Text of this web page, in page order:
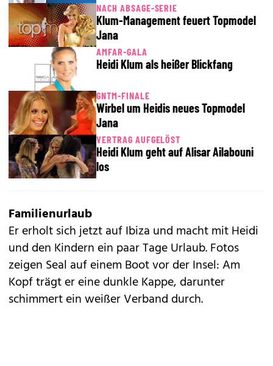
NACH ABSAGE-SERIE
Klum-Management feuert Topmodel
Jana
AMFAR-GALA
Heidi Klum als heißer Blickfang
GNTM-FINALE
Wirbel um Heidis neues Topmodel
Jana
VERTRAG AUFGELÖST
Heidi Klum geht auf Alisar Ailabouni
los
Familienurlaub
Er erholt sich jetzt auf Ibiza und macht mitHeidi
und den Kindern ein paar Tage Urlaub. Fotos
zeigen Seal auf einem Boot vor der Insel: Am
Kopf trägt er eine dunkle Kappe, darunter
schimmert ein weißer Verband durch.